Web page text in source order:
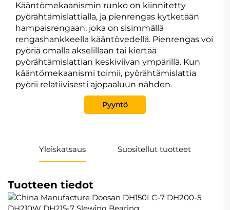
Kääntömekaanismin runko on kiinnitetty
pyörähtämislattialla, ja pienrengas kytketään
hampaisrengaan, joka on sisimmällä
rengashankkeella kääntövedellä. Pienrengas voi
pyöriä omalla akselillaan tai kiertää
pyörähtämislattian keskiviivan ympärillä. Kun
kääntömekaanismi toimii, pyörähtämislattia
pyörii relatiivisesti ajopaaluun nähden.
Pyyntö
Yleiskatsaus Suositellut tuotteet
Tuotteen tiedot